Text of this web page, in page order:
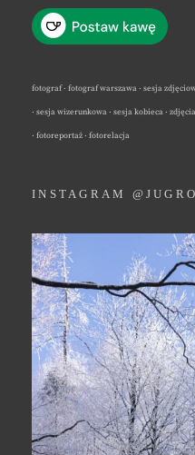
fotograf · fotograf warszawa · sesja
· sesja wizerunkowa · sesja kobieca ·
· fotoreportaż · fotorelacja
INSTAGRAM